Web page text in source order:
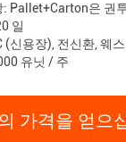
: Pallet+Carton은 권
일
(신용장), 전신환, 웨
유닛 / 주
가격을 얻으